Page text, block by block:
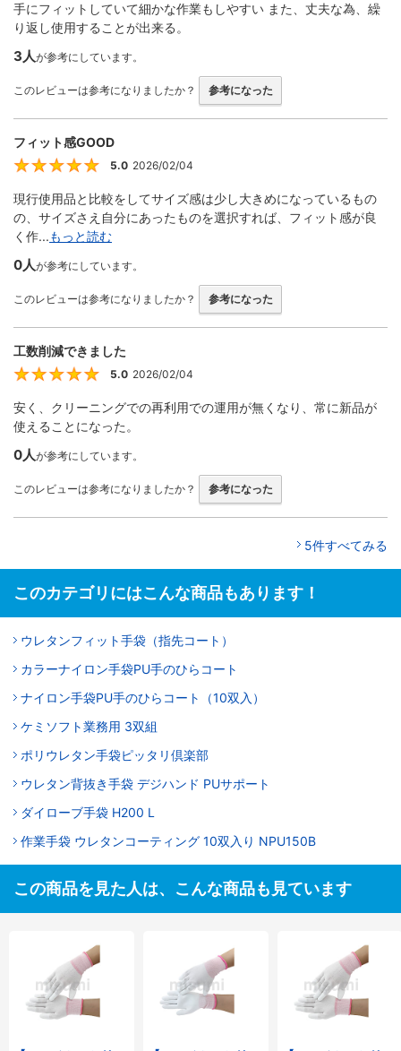
手にフィットしていて細かな作業もしやすい また、丈夫な為、繰
り返し使用することが出来る。
3人が参考にしています。
このレビューは参考になりましたか？ 参考になった
フィット感GOOD
5
5.0 2026/02/04
現行使用品と比較をしてサイズ感は少し大きめになっているもの
の、サイズさえ自分にあったものを選択すれば、フィット感が良
く作...もっと読む
0人が参考にしています。
このレビューは参考になりましたか？ 参考になった
工数削減できました
5
5.0 2026/02/04
安く、クリーニングでの再利用での運用が無くなり、常に新品が
使えることになった。
0人が参考にしています。
このレビューは参考になりましたか？ 参考になった
5件すべてみる
このカテゴリにはこんな商品もあります！
ウレタンフィット手袋（指先コート）
カラーナイロン手袋PU手のひらコート
ナイロン手袋PU手のひらコート（10双入）
ケミソフト業務用 3双組
ポリウレタン手袋ピッタリ倶楽部
ウレタン背抜き手袋 デジハンド PUサポート
ダイローブ手袋 H200 L
作業手袋 ウレタンコーティング 10双入り NPU150B
この商品を見た人は、こんな商品も見ています